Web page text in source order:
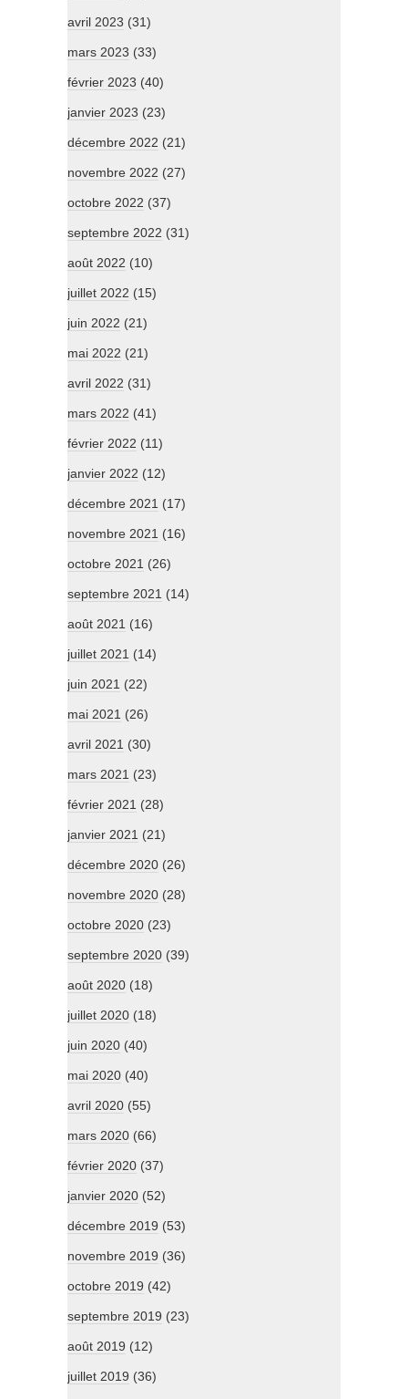
avril 2023 (31)
mars 2023 (33)
février 2023 (40)
janvier 2023 (23)
décembre 2022 (21)
novembre 2022 (27)
octobre 2022 (37)
septembre 2022 (31)
août 2022 (10)
juillet 2022 (15)
juin 2022 (21)
mai 2022 (21)
avril 2022 (31)
mars 2022 (41)
février 2022 (11)
janvier 2022 (12)
décembre 2021 (17)
novembre 2021 (16)
octobre 2021 (26)
septembre 2021 (14)
août 2021 (16)
juillet 2021 (14)
juin 2021 (22)
mai 2021 (26)
avril 2021 (30)
mars 2021 (23)
février 2021 (28)
janvier 2021 (21)
décembre 2020 (26)
novembre 2020 (28)
octobre 2020 (23)
septembre 2020 (39)
août 2020 (18)
juillet 2020 (18)
juin 2020 (40)
mai 2020 (40)
avril 2020 (55)
mars 2020 (66)
février 2020 (37)
janvier 2020 (52)
décembre 2019 (53)
novembre 2019 (36)
octobre 2019 (42)
septembre 2019 (23)
août 2019 (12)
juillet 2019 (36)